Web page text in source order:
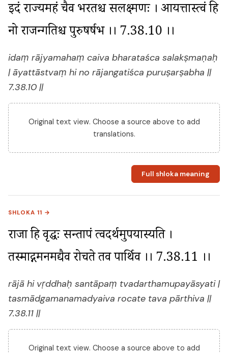
इदं राज्यमहं चैव भरतश्च सलक्ष्मणः । आयत्तास्त्वं हि
नो राजन्गतिश्च पुरुषर्षभ ।। 7.38.10 ।।
idaṃ rājyamahaṃ caiva bharataśca salakṣmaṇaḥ
| āyattāstvaṃ hi no rājangatiśca puruṣarṣabha ||
7.38.10 ||
Original text view. Choose a source above to add
translations.
Full shloka meaning
SHLOKA 11 →
राजा हि वृद्धः सन्तापं त्वदर्थमुपयास्यति ।
तस्माद्गमनमद्यैव रोचते तव पार्थिव ।। 7.38.11 ।।
rājā hi vṛddhaḥ santāpaṃ tvadarthamupayāsyati |
tasmādgamanamadyaiva rocate tava pārthiva ||
7.38.11 ||
Original text view. Choose a source above to add